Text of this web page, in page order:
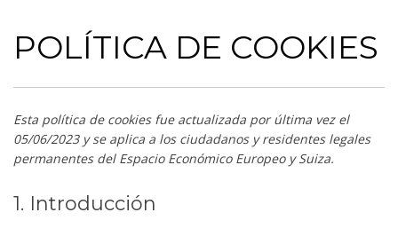
POLÍTICA DE COOKIES
Esta política de cookies fue actualizada por última vez el
05/06/2023 y se aplica a los ciudadanos y residentes legales
permanentes del Espacio Económico Europeo y Suiza.
1. Introducción